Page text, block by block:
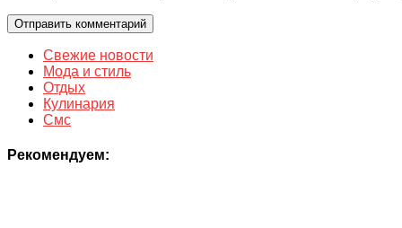
Свежие новости
Мода и стиль
Отдых
Кулинария
Смс
Рекомендуем: